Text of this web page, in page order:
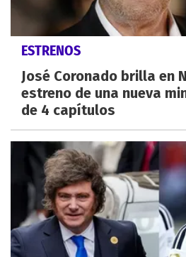
ESTRENOS
José Coronado brilla en
estreno de una nueva
de 4 capítulos